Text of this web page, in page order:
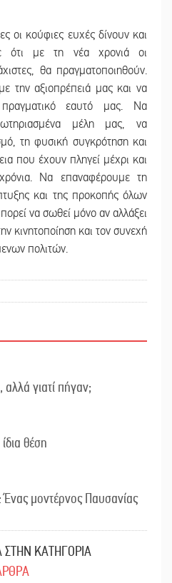
οι κούφιες ευχές δίνουν και
ότι με τη νέα χρονιά οι
θα πραγματοποιηθούν.
την αξιοπρέπειά μας και να
πραγματικό εαυτό μας. Να
μέλη μας, να
τη φυσική συγκρότηση και
που έχουν πληγεί μέχρι και
Να επαναφέρουμε τη
και της προκοπής όλων
να σωθεί μόνο αν αλλάξει
κινητοποίηση και τον συνεχή
πολιτών.
γιατί πήγαν;
θέση
μοντέρνος Παυσανίας
ΣΤΗΝ ΚΑΤΗΓΟΡΙΑ